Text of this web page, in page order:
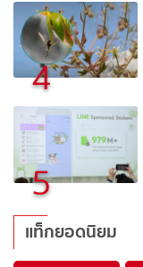
4
5
แท็กยอดนิยม